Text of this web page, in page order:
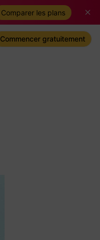
Comparer les plans
Commencer gratuitement